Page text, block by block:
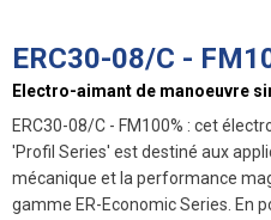
ERC30-08/C -
Electro-aimant de manoeuvre
ERC30-08/C - FM100% : cet
'Profil Series' est destiné aux
mécanique et la performance
gamme ER-Economic Series. En